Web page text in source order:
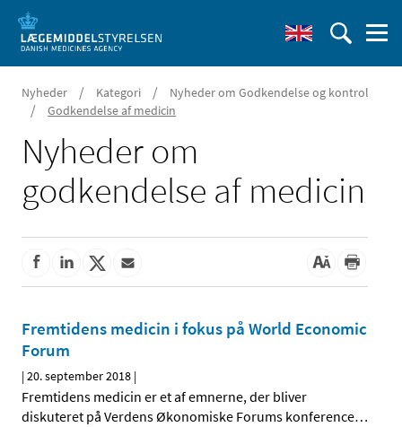
Nyheder / Kategori / Nyheder om Godkendelse og kontrol
/ Godkendelse af medicin
Nyheder om
godkendelse af medicin
Fremtidens medicin i fokus på World Economic
Forum
|20. september 2018 |
Fremtidens medicin er et af emnerne, der bliver
diskuteret på Verdens Økonomiske Forums konference…